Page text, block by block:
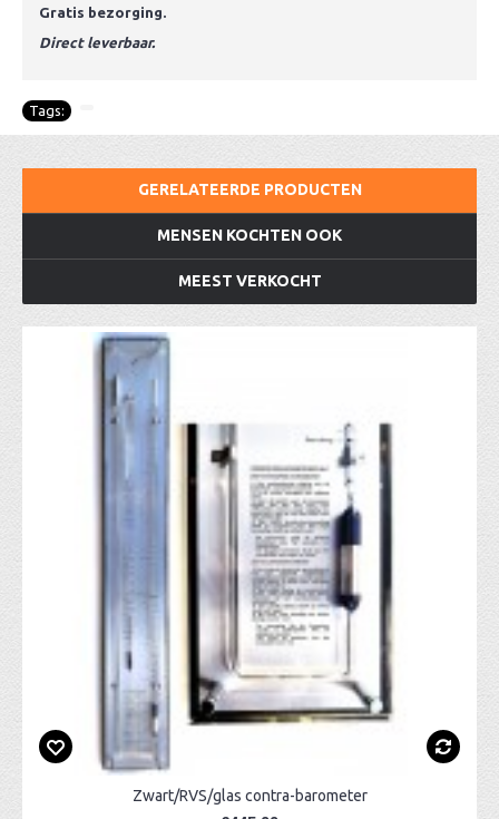
Gratis bezorging.
Direct leverbaar.
Tags:
GERELATEERDE PRODUCTEN
MENSEN KOCHTEN OOK
MEEST VERKOCHT
Zwart/RVS/glas contra-barometer